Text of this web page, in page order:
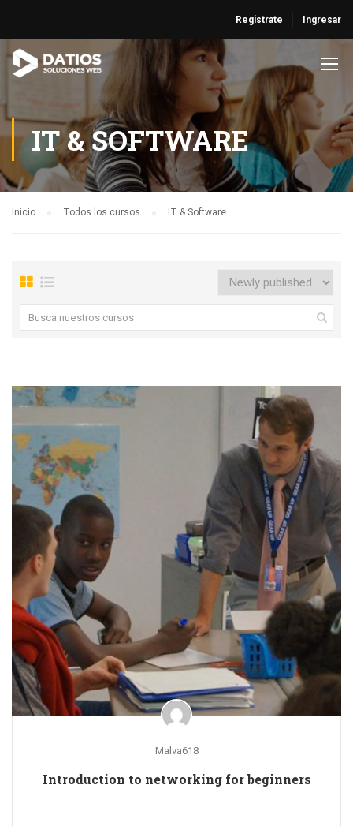
Registrate Ingresar
IT & SOFTWARE
Inicio Todos los cursos IT & Software
Malva618
Introduction to networking for beginners